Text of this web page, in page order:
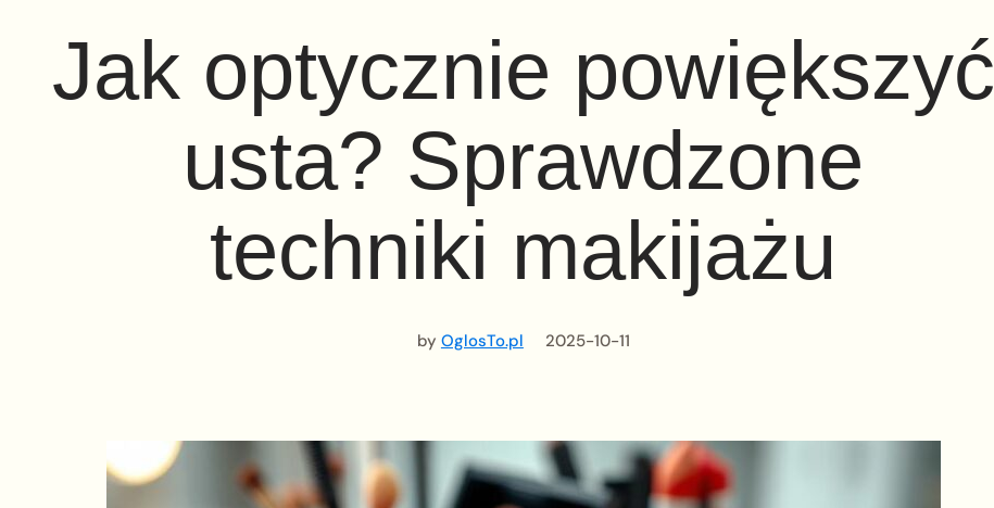
Jak optycznie powiększyć
usta? Sprawdzone
techniki makijażu
by OglosTo.pl 2025-10-11